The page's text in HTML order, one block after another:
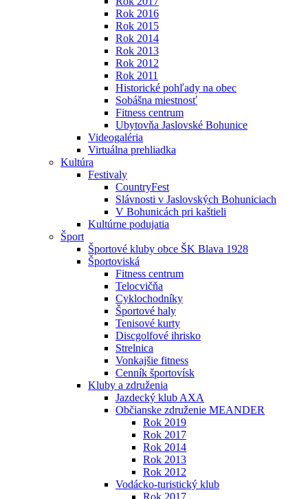
Rok 2016
Rok 2015
Rok 2014
Rok 2013
Rok 2012
Rok 2011
Historické pohľady na obec
Sobášna miestnosť
Fitness centrum
Ubytovňa Jaslovské Bohunice
Videogaléria
Virtuálna prehliadka
Kultúra
Festivaly
CountryFest
Slávnosti v Jaslovských Bohuniciach
V Bohunicách pri kaštieli
Kultúrne podujatia
Šport
Športové kluby obce ŠK Blava 1928
Športoviská
Fitness centrum
Telocvičňa
Cyklochodníky
Športové haly
Tenisové kurty
Discgolfové ihrisko
Strelnica
Vonkajšie fitness
Cenník športovísk
Kluby a združenia
Jazdecký klub AXA
Občianske združenie MEANDER
Rok 2019
Rok 2017
Rok 2014
Rok 2013
Rok 2012
Vodácko-turistický klub
Rok 2017